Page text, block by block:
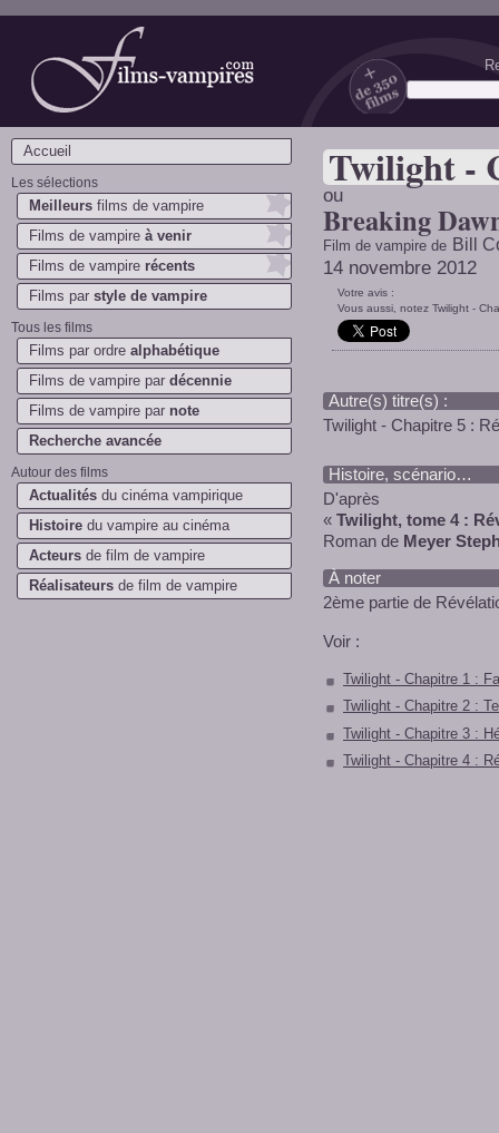
Films-vampires.com
Accueil
Les sélections
Meilleurs films de vampire
Films de vampire à venir
Films de vampire récents
Films par style de vampire
Tous les films
Films par ordre alphabétique
Films de vampire par décennie
Films de vampire par note
Recherche avancée
Autour des films
Actualités du cinéma vampirique
Histoire du vampire au cinéma
Acteurs de film de vampire
Réalisateurs de film de vampire
Twilight -
ou
Breaking
Film de vampire de Bill
14 novembre 2012
Votre avis :
Vous aussi, notez Twilight -
Autre(s) titre(s) :
Twilight - Chapitre 5 :
Histoire, scénario…
D'après
« Twilight, tome 4 :
Roman de Meyer
À noter
2ème partie de
Voir :
Twilight - Chapitre 1 :
Twilight - Chapitre 2 :
Twilight - Chapitre 3 :
Twilight - Chapitre 4 :